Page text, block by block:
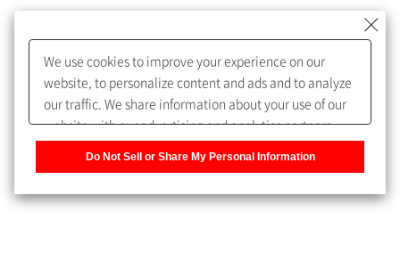
めします。
My SHIMADZU for Analyticalへ登録いただくと、技術情報や
取扱説明書・Webinarなどの閲覧ができます。
うになります。
We use cookies to improve your experience on our
website, to personalize content and ads and to analyze
our traffic. We share information about your use of our
website with our advertising and analytics partners,
Do Not Sell or Share My Personal Information